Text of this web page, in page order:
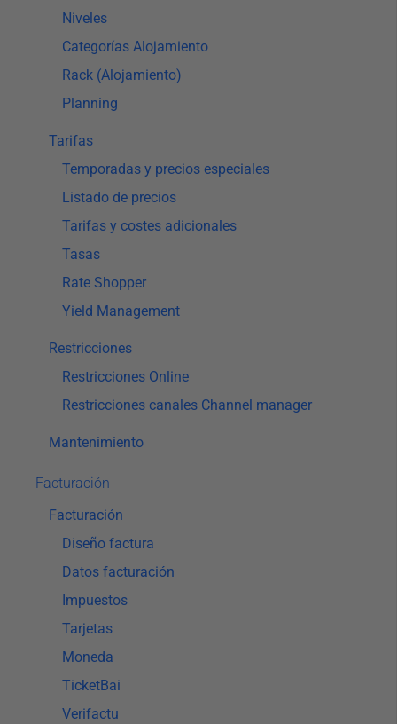
Niveles
Categorías Alojamiento
Rack (Alojamiento)
Planning
Tarifas
Temporadas y precios especiales
Listado de precios
Tarifas y costes adicionales
Tasas
Rate Shopper
Yield Management
Restricciones
Restricciones Online
Restricciones canales Channel manager
Mantenimiento
Facturación
Facturación
Diseño factura
Datos facturación
Impuestos
Tarjetas
Moneda
TicketBai
Verifactu